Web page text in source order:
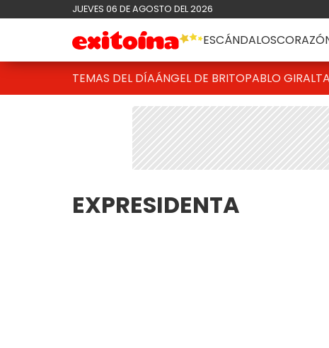
JUEVES 06 DE AGOSTO DEL 2026
ESCÁNDALOS
TEMAS DEL DÍAÁNGEL DE BRITOPABLO GIRALT
EXPRESIDENTA